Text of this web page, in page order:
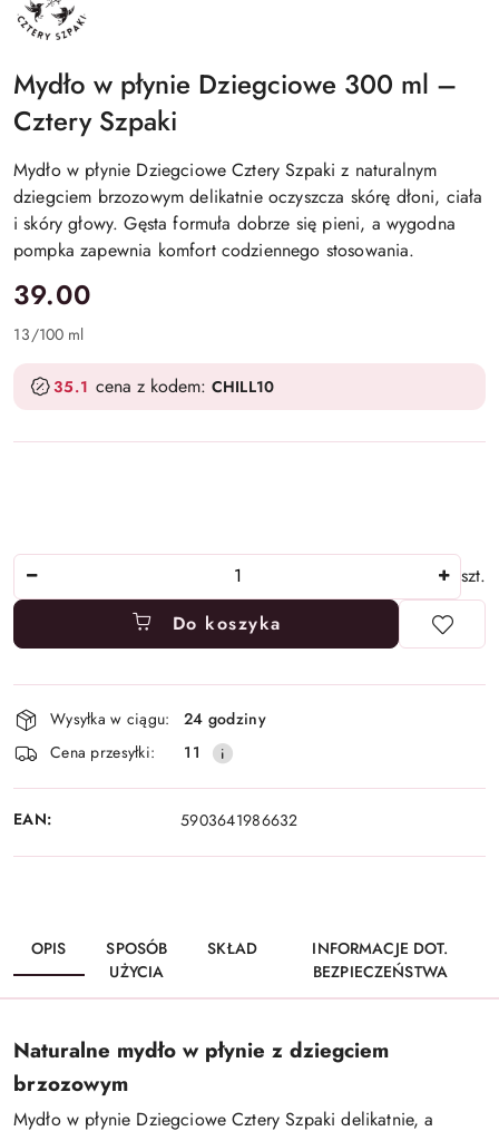
Mydło w płynie Dziegciowe 300 ml –
Cztery Szpaki
Mydło w płynie Dziegciowe Cztery Szpaki z naturalnym
dziegciem brzozowym delikatnie oczyszcza skórę dłoni, ciała
i skóry głowy. Gęsta formuła dobrze się pieni, a wygodna
pompka zapewnia komfort codziennego stosowania.
cena:
39.00
13/100 ml
35.1 cena z kodem: CHILL10
szt.
Do koszyka
Dostępność
i
dostawa
Wysyłka w ciągu:
24 godziny
Cena przesyłki:
11
EAN: 5903641986632
OPIS
SPOSÓB
UŻYCIA
SKŁAD
INFORMACJE DOT.
BEZPIECZEŃSTWA
Naturalne mydło w płynie z dziegciem
brzozowym
Mydło w płynie Dziegciowe Cztery Szpaki delikatnie, a